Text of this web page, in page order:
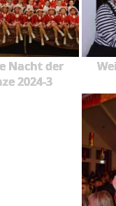
Nacht der
2024-3